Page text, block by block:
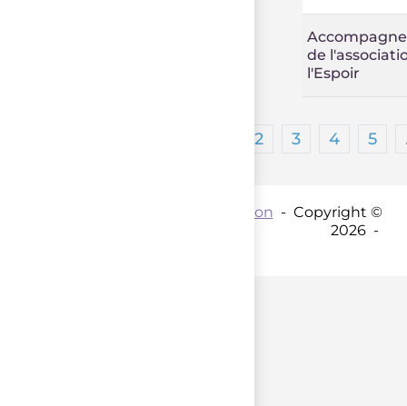
de
l'Espoir
2 3 4 5
Coordination - Copyright ©
2026 -